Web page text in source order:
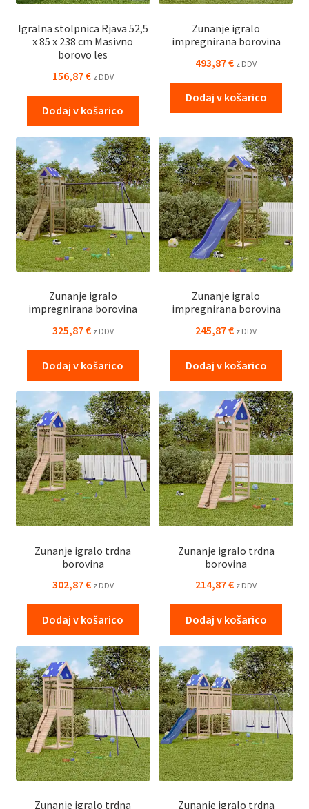
Igralna stolpnica Rjava 52,5
x 85 x 238 cm Masivno
borovo les
156,87€ z DDV
Dodaj v košarico
Zunanje igralo
impregnirana borovina
493,87€ z DDV
Dodaj v košarico
Zunanje igralo
impregnirana borovina
325,87€ z DDV
Dodaj v košarico
Zunanje igralo
impregnirana borovina
245,87€ z DDV
Dodaj v košarico
Zunanje igralo trdna
borovina
302,87€ z DDV
Dodaj v košarico
Zunanje igralo trdna
borovina
214,87€ z DDV
Dodaj v košarico
Zunanje igralo trdna Zunanje igralo trdna